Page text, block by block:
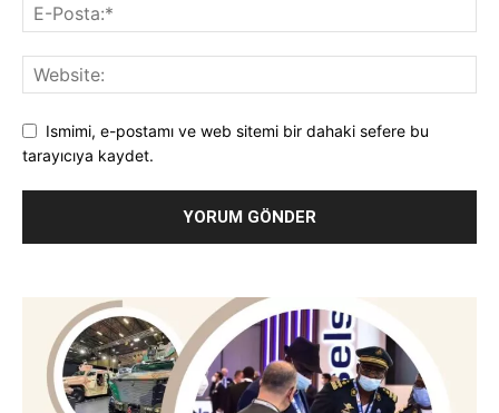
Ismimi, e-postamı ve web sitemi bir dahaki sefere bu
tarayıcıya kaydet.